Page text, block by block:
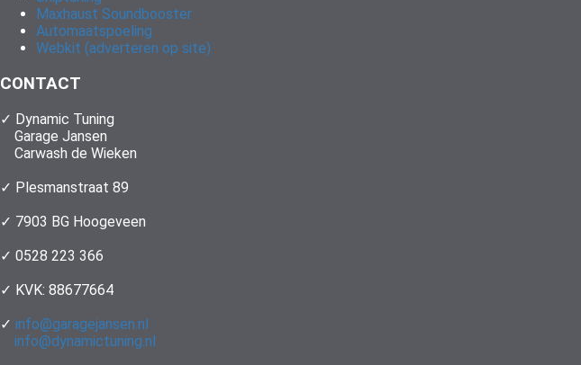
Maxhaust Soundbooster
Automaatspoeling
Webkit (adverteren op site)
CONTACT
✓ Dynamic Tuning
Garage Jansen
Carwash de Wieken
✓ Plesmanstraat 89
✓ 7903 BG Hoogeveen
✓ 0528 223 366
✓ KVK: 88677664
✓ info@garagejansen.nl
info@dynamictuning.nl